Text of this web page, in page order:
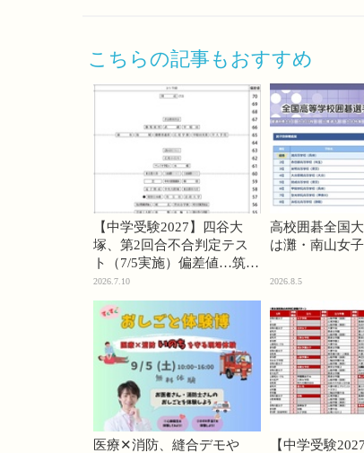
こちらの記事もおすすめ
【中学受験2027】四谷大
塚、第2回合不合判定テス
ト（7/5実施）偏差値…筑駒
74・桜蔭70＜PR＞
2026.7.10
高校囲碁全国
は灘・南山女
2026.8.5
医療✕消防、縫合デモや
【中学受験